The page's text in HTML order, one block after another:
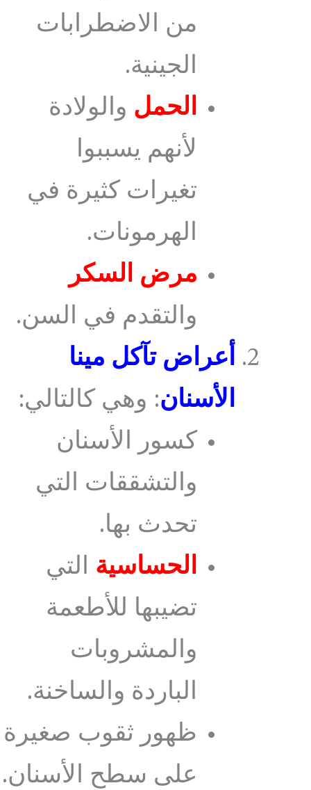
من الاضطرابات
الجينية.
الحمل والولادة
لأنهم يسببوا
تغيرات كثيرة في
الهرمونات.
مرض السكر
والتقدم في السن.
أعراض تآكل مينا
الأسنان: وهي كالتالي:
كسور الأسنان
والتشققات التي
تحدث بها.
الحساسية التي
تضيبها للأطعمة
والمشروبات
الباردة والساخنة.
ظهور ثقوب صغيرة
على سطح الأسنان.